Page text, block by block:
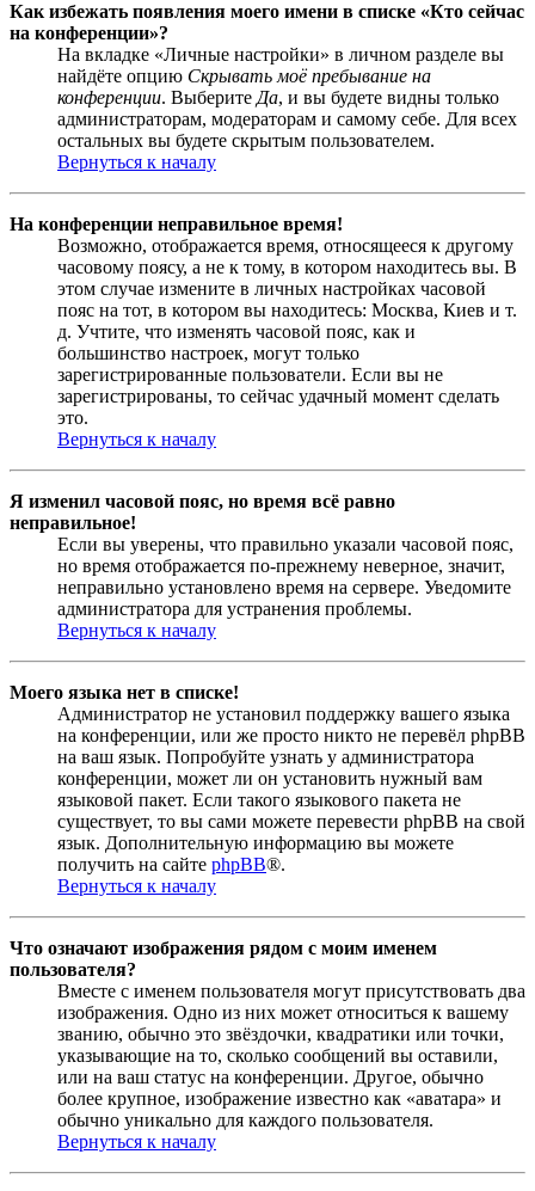
Как избежать появления моего имени в списке «Кто сейчас
на конференции»?
На вкладке «Личные настройки» в личном разделе вы
найдёте опцию Скрывать моё пребывание на
конференции. Выберите Да, и вы будете видны только
администраторам, модераторам и самому себе. Для всех
остальных вы будете скрытым пользователем.
Вернуться к началу
На конференции неправильное время!
Возможно, отображается время, относящееся к другому
часовому поясу, а не к тому, в котором находитесь вы. В
этом случае измените в личных настройках часовой
пояс на тот, в котором вы находитесь: Москва, Киев и т.
д. Учтите, что изменять часовой пояс, как и
большинство настроек, могут только
зарегистрированные пользователи. Если вы не
зарегистрированы, то сейчас удачный момент сделать
это.
Вернуться к началу
Я изменил часовой пояс, но время всё равно
неправильное!
Если вы уверены, что правильно указали часовой пояс,
но время отображается по-прежнему неверное, значит,
неправильно установлено время на сервере. Уведомите
администратора для устранения проблемы.
Вернуться к началу
Моего языка нет в списке!
Администратор не установил поддержку вашего языка
на конференции, или же просто никто не перевёл phpBB
на ваш язык. Попробуйте узнать у администратора
конференции, может ли он установить нужный вам
языковой пакет. Если такого языкового пакета не
существует, то вы сами можете перевести phpBB на свой
язык. Дополнительную информацию вы можете
получить на сайте phpBB®.
Вернуться к началу
Что означают изображения рядом с моим именем
пользователя?
Вместе с именем пользователя могут присутствовать два
изображения. Одно из них может относиться к вашему
званию, обычно это звёздочки, квадратики или точки,
указывающие на то, сколько сообщений вы оставили,
или на ваш статус на конференции. Другое, обычно
более крупное, изображение известно как «аватара» и
обычно уникально для каждого пользователя.
Вернуться к началу